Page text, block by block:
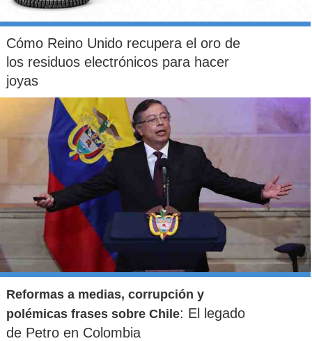
Cómo Reino Unido recupera el oro de
los residuos electrónicos para hacer
joyas
Reformas a medias, corrupción y
polémicas frases sobre Chile: El legado
de Petro en Colombia